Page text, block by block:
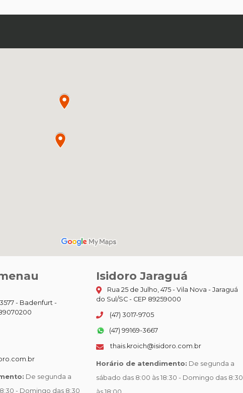
- Badenfurt -
De segunda a
- Domingo das 8:30
Isidoro Jaraguá
Rua 25 de Julho, 475 - Vila Nova - Jaraguá
do Sul/SC - CEP 89259000
(47) 3017-9705
(47) 99169-3667
thais.kroich@isidoro.com.br
Horário de atendimento: De segunda a
sábado das 8:00 às 18:30 - Domingo das 8:30